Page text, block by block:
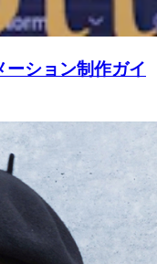
ション制作ガイ